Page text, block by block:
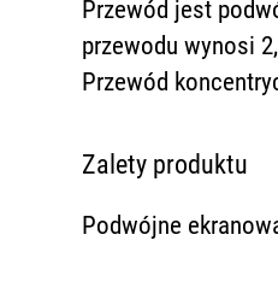
Przewód jest
przewodu wynosi
Przewód
Zalety produktu
Podwójne